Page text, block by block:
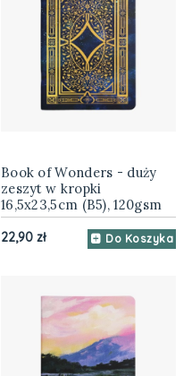
Book of Wonders - duży
zeszyt w kropki
16,5x23,5cm (B5), 120gsm
22,90 zł Do Koszyka